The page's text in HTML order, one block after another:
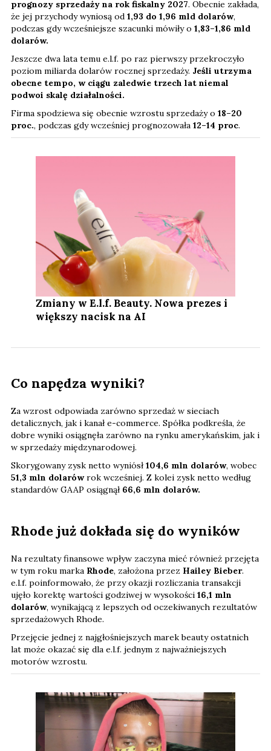
prognozy sprzedaży na rok fiskalny 2027. Obecnie zakłada,
że jej przychody wyniosą od 1,93 do 1,96 mld dolarów,
podczas gdy wcześniejsze szacunki mówiły o 1,83–1,86 mld
dolarów.
Jeszcze dwa lata temu e.l.f. po raz pierwszy przekroczyło
poziom miliarda dolarów rocznej sprzedaży. Jeśli utrzyma
obecne tempo, w ciągu zaledwie trzech lat niemal
podwoi skalę działalności.
Firma spodziewa się obecnie wzrostu sprzedaży o 18–20
proc., podczas gdy wcześniej prognozowała 12–14 proc.
Zmiany w E.l.f. Beauty. Nowa prezes i
większy nacisk na AI
Co napędza wyniki?
Za wzrost odpowiada zarówno sprzedaż w sieciach
detalicznych, jak i kanał e-commerce. Spółka podkreśla, że
dobre wyniki osiągnęła zarówno na rynku amerykańskim, jak i
w sprzedaży międzynarodowej.
Skorygowany zysk netto wyniósł104,6 mln dolarów, wobec
51,3 mln dolarówrok wcześniej. Z kolei zysk netto według
standardów GAAP osiągnął 66,6 mln dolarów.
Rhode już dokłada się do wyników
Na rezultaty finansowe wpływ zaczyna mieć również przejęta
w tym roku marka Rhode, założona przez Hailey Bieber.
e.l.f. poinformowało, że przy okazji rozliczania transakcji
ujęło korektę wartości godziwej w wysokości 16,1 mln
dolarów, wynikającą z lepszych od oczekiwanych rezultatów
sprzedażowych Rhode.
Przejęcie jednej z najgłośniejszych marek beauty ostatnich
lat może okazać się dla e.l.f. jednym z najważniejszych
motorów wzrostu.